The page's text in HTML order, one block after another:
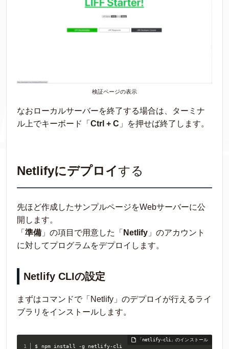
検証ページの表示
なおローカルサーバーを終了する場合は、ターミナ
ル上でキーボード「 Ctrl + C 」を押せば終了します。
Netlifyにデプロイする
先ほど作成したサンプルページをWebサーバーに公
開します。
「 準備 」の項目で用意した「 Netlify 」のアカウント
に対してプログラムをデプロイします。
Netlify CLIの設定
まずはコマンドで「Netlify」のデプロイが行えるライ
ブラリをインストールします。
$ npm install -g netlify-cli